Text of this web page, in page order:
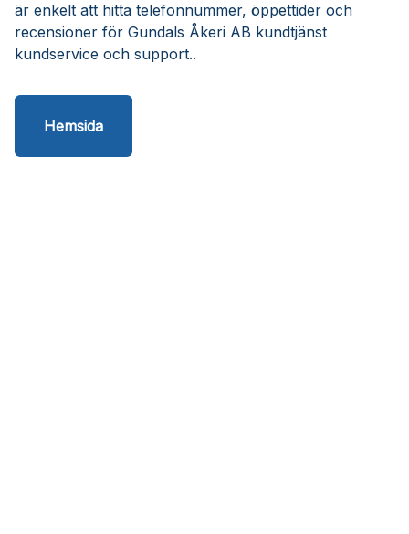
är enkelt att hitta telefonnummer, öppettider och
recensioner för Gundals Åkeri AB kundtjänst
kundservice och support..
Hemsida